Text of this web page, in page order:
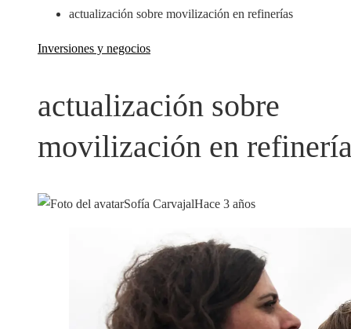
actualización sobre movilización en refinerías
Inversiones y negocios
actualización sobre
movilización en
Sofía CarvajalHace 3 años